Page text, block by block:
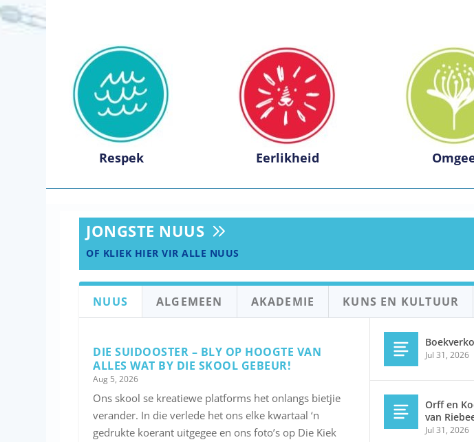
Respek Eerlikheid
JONGSTE NUUS
OF KLIEK HIER VIR ALLE NUUS
NUUS ALGEMEEN AKADEMIE KUNS EN KULTUUR
DIE SUIDOOSTER – BLY OP HOOGTE VAN
ALLES WAT BY DIE SKOOL GEBEUR!
Aug 5, 2026
Ons skool se kreatiewe platforms het onlangs bietjie
verander. In die verlede het ons elke kwartaal ‘n
gedrukte koerant uitgegee en ons foto’s op Die Kiek
Jul 31, 2026
Orff en
van
Jul 31, 2026